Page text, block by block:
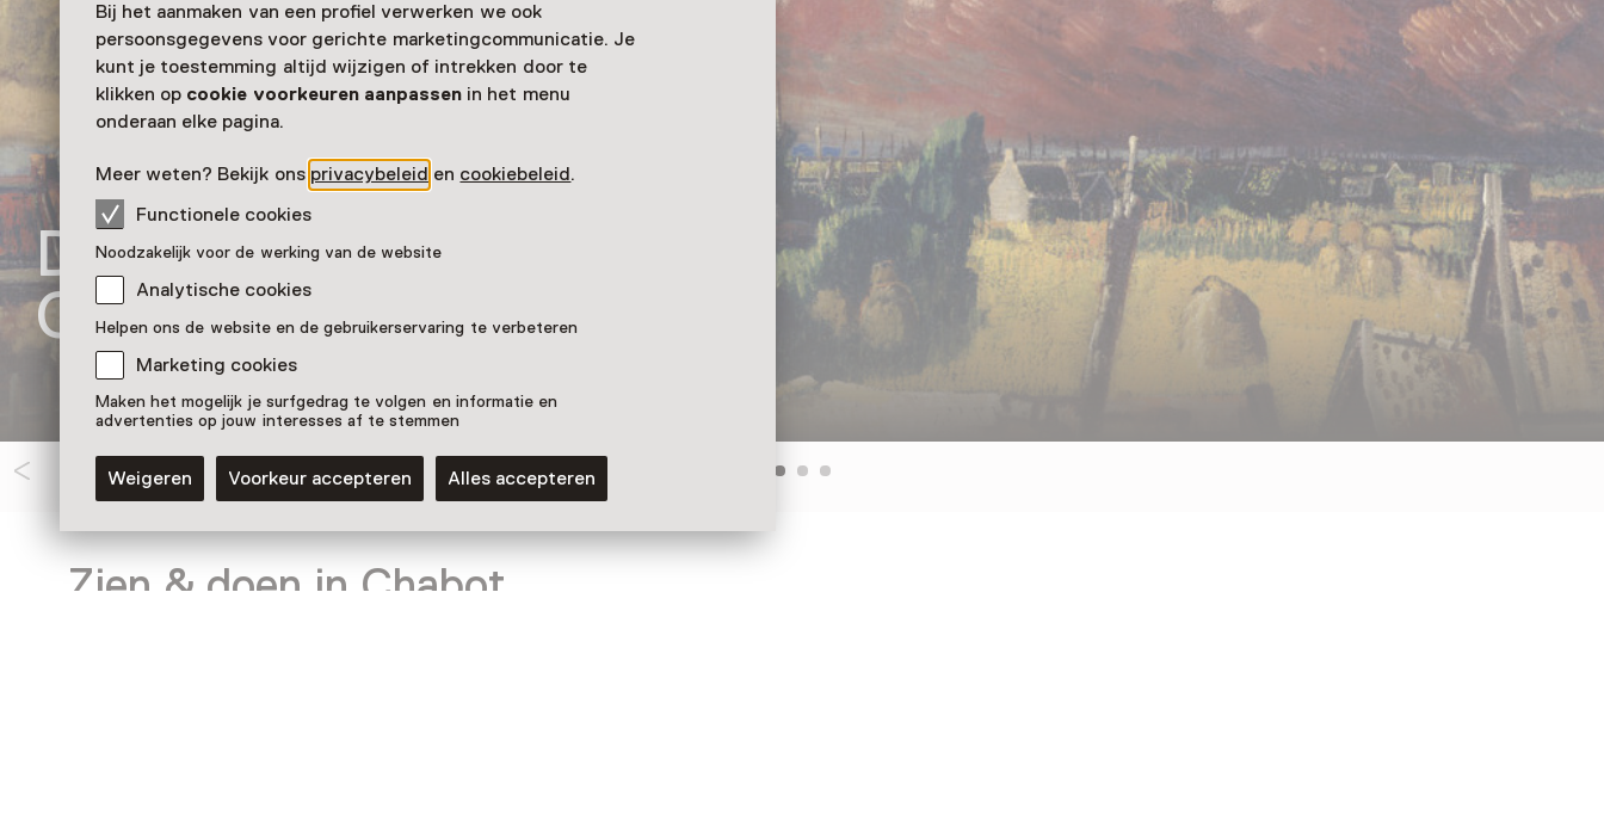
Bij het aanmaken van een profiel verwerken we ook
persoonsgegevens voor gerichte marketingcommunicatie. Je
kunt je toestemming altijd wijzigen of intrekken door te
klikken op cookie voorkeuren aanpassenin het menu
onderaan elke pagina.
Meer weten? Bekijk ons privacybeleid en cookiebeleid.
Functionele cookies
Noodzakelijk voor de werking van de website
Analytische cookies
Helpen ons de website en de gebruikerservaring te verbeteren
Marketing cookies
Maken het mogelijk je surfgedrag te volgen en informatie en
advertenties op jouw interesses af te stemmen
Weigeren Voorkeur accepteren Alles accepteren
De pronkstukken van het
Chabot Museum
Zien & doen in Chabot